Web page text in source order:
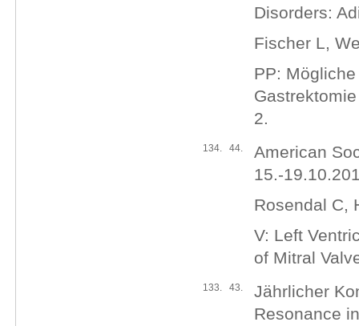
Disorders:
Fischer L,
PP:
2.
134. 44.
American
15.-
Rosendal C,
V: Left
of Mitral
133. 43.
Jährlicher
Resonance